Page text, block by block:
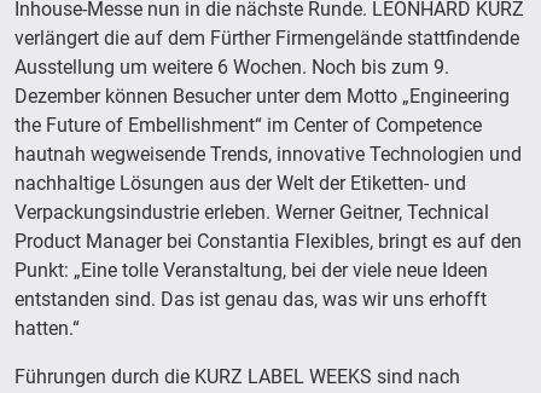
Inhouse-Messe nun in die nächste Runde. LEONHARD KURZ
verlängert die auf dem Fürther Firmengelände stattfindende
Ausstellung um weitere 6 Wochen. Noch bis zum 9.
Dezember können Besucher unter dem Motto „Engineering
the Future of Embellishment“ im Center of Competence
hautnah wegweisende Trends, innovative Technologien und
nachhaltige Lösungen aus der Welt der Etiketten- und
Verpackungsindustrie erleben. Werner Geitner, Technical
Product Manager bei Constantia Flexibles, bringt es auf den
Punkt: „Eine tolle Veranstaltung, bei der viele neue Ideen
entstanden sind. Das ist genau das, was wir uns erhofft
hatten.“
Führungen durch die KURZ LABEL WEEKS sind nach